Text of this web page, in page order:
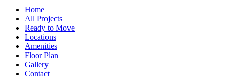
Home
All Projects
Ready to Move
Locations
Amenities
Floor Plan
Gallery
Contact